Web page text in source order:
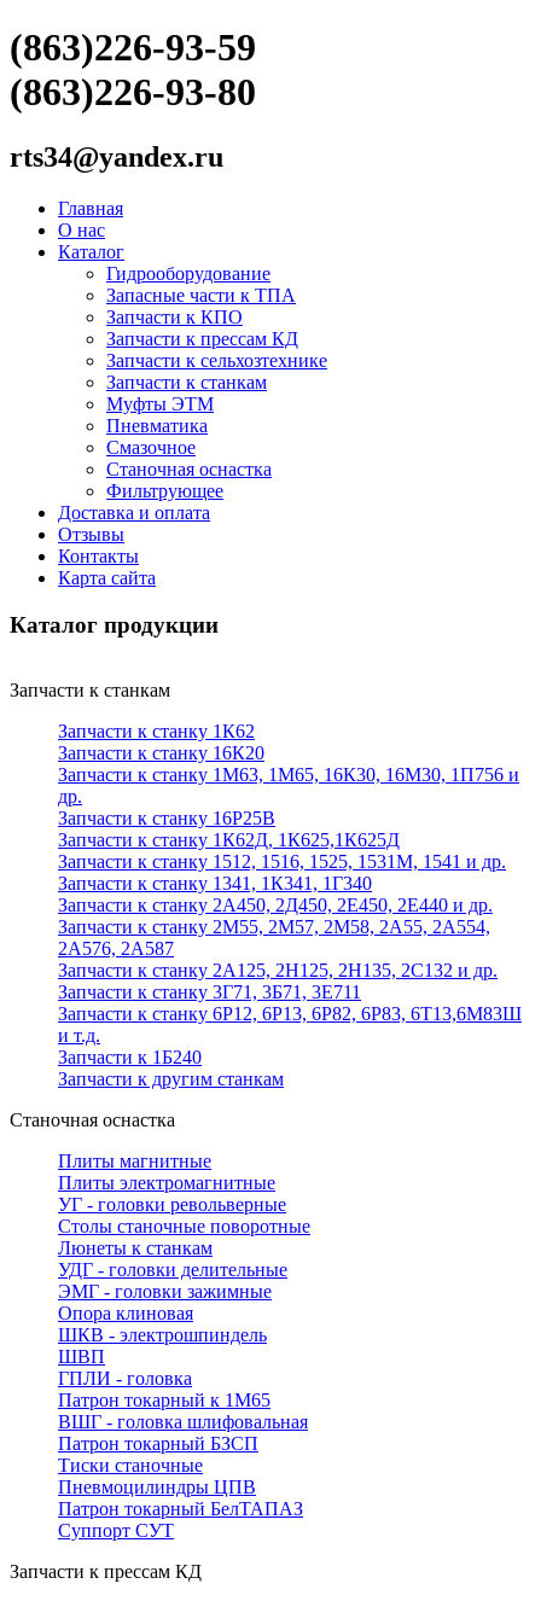
(863)226-93-59
(863)226-93-80
rts34@yandex.ru
Главная
О нас
Каталог
Гидрооборудование
Запасные части к ТПА
Запчасти к КПО
Запчасти к прессам КД
Запчасти к сельхозтехнике
Запчасти к станкам
Муфты ЭТМ
Пневматика
Смазочное
Станочная оснастка
Фильтрующее
Доставка и оплата
Отзывы
Контакты
Карта сайта
Каталог продукции
Запчасти к станкам
Запчасти к станку 1К62
Запчасти к станку 16К20
Запчасти к станку 1М63, 1М65, 16К30, 16М30, 1П756 и
др.
Запчасти к станку 16Р25В
Запчасти к станку 1К62Д, 1К625,1К625Д
Запчасти к станку 1512, 1516, 1525, 1531М, 1541 и др.
Запчасти к станку 1341, 1К341, 1Г340
Запчасти к станку 2А450, 2Д450, 2Е450, 2Е440 и др.
Запчасти к станку 2М55, 2М57, 2М58, 2А55, 2А554,
2А576, 2А587
Запчасти к станку 2А125, 2Н125, 2Н135, 2С132 и др.
Запчасти к станку 3Г71, 3Б71, 3Е711
Запчасти к станку 6Р12, 6Р13, 6Р82, 6Р83, 6Т13,6М83Ш
и т.д.
Запчасти к 1Б240
Запчасти к другим станкам
Станочная оснастка
Плиты магнитные
Плиты электромагнитные
УГ - головки револьверные
Столы станочные поворотные
Люнеты к станкам
УДГ - головки делительные
ЭМГ - головки зажимные
Опора клиновая
ШКВ - электрошпиндель
ШВП
ГПЛИ - головка
Патрон токарный к 1М65
ВШГ - головка шлифовальная
Патрон токарный БЗСП
Тиски станочные
Пневмоцилиндры ЦПВ
Патрон токарный БелТАПАЗ
Суппорт СУТ
Запчасти к прессам КД